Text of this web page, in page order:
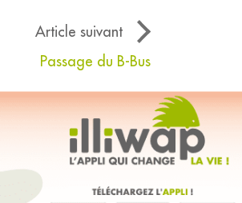
Article suivant
Passage du B-Bus